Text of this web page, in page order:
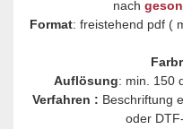
nach
Format: freistehend pdf (
Auflösung: min. 150
Verfahren : Beschriftung
oder